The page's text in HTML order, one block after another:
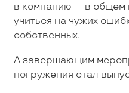
в компанию — в общем
учиться на чужих
собственных.
А завершающим
погружения стал